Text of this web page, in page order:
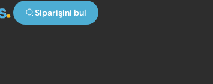
Siparişini bul